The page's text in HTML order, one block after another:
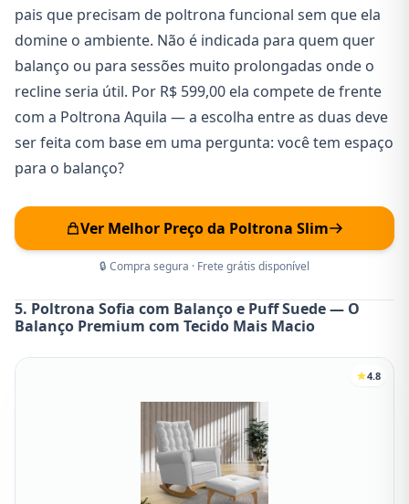
pais que precisam de poltrona funcional sem que ela
domine o ambiente. Não é indicada para quem quer
balanço ou para sessões muito prolongadas onde o
recline seria útil. Por R$ 599,00 ela compete de frente
com a Poltrona Aquila — a escolha entre as duas deve
ser feita com base em uma pergunta: você tem espaço
para o balanço?
Ver Melhor Preço da Poltrona Slim
🔒 Compra segura · Frete grátis disponível
5. Poltrona Sofia com Balanço e Puff Suede — O
Balanço Premium com Tecido Mais Macio
4.8